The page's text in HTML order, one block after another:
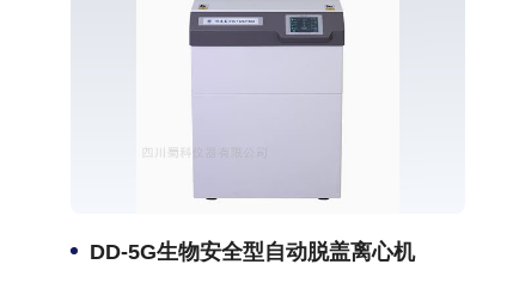
DD-5G生物安全型自动脱盖离心机